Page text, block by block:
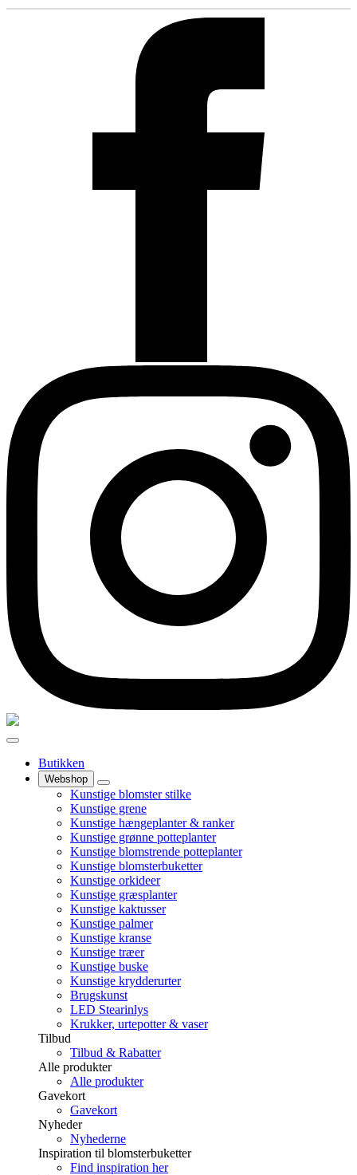
Butikken
Webshop
Kunstige blomster stilke
Kunstige grene
Kunstige hængeplanter & ranker
Kunstige grønne potteplanter
Kunstige blomstrende potteplanter
Kunstige blomsterbuketter
Kunstige orkideer
Kunstige græsplanter
Kunstige kaktusser
Kunstige palmer
Kunstige kranse
Kunstige træer
Kunstige buske
Kunstige krydderurter
Brugskunst
LED Stearinlys
Krukker, urtepotter & vaser
Tilbud
Tilbud & Rabatter
Alle produkter
Alle produkter
Gavekort
Gavekort
Nyheder
Nyhederne
Inspiration til blomsterbuketter
Find inspiration her